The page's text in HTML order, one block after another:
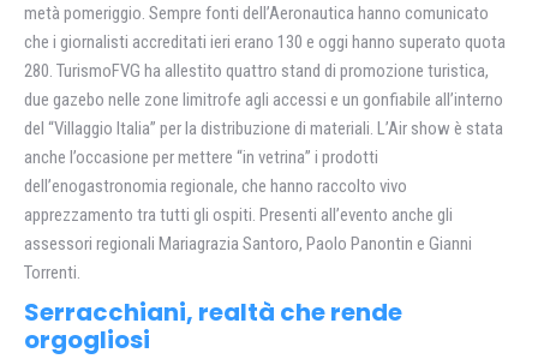
metà pomeriggio. Sempre fonti dell’Aeronautica hanno comunicato
che i giornalisti accreditati ieri erano 130 e oggi hanno superato quota
280. TurismoFVG ha allestito quattro stand di promozione turistica,
due gazebo nelle zone limitrofe agli accessi e un gonfiabile all’interno
del “Villaggio Italia” per la distribuzione di materiali. L’Air show è stata
anche l’occasione per mettere “in vetrina” i prodotti
dell’enogastronomia regionale, che hanno raccolto vivo
apprezzamento tra tutti gli ospiti. Presenti all’evento anche gli
assessori regionali Mariagrazia Santoro, Paolo Panontin e Gianni
Torrenti.
Serracchiani, realtà che rende
orgogliosi